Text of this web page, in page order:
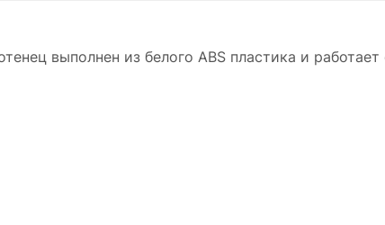
выполнен из белого ABS пластика и работает